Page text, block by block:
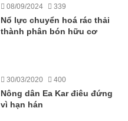
08/09/2024 339
Nổ lực chuyển hoá rác thải
thành phân bón hữu cơ
30/03/2020 400
Nông dân Ea Kar điêu đứng
vì hạn hán